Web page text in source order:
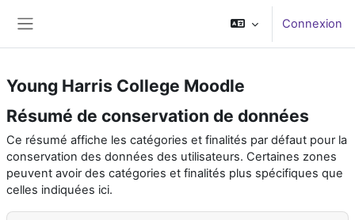
Connexion
Young Harris College Moodle
Résumé de conservation de données
Ce résumé affiche les catégories et finalités par défaut pour la
conservation des données des utilisateurs. Certaines zones
peuvent avoir des catégories et finalités plus spécifiques que
celles indiquées ici.